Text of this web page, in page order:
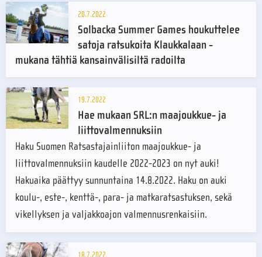
20.7.2022
Solbacka Summer Games houkuttelee
satoja ratsukoita Klaukkalaan -
mukana tähtiä kansainvälisiltä radoilta
19.7.2022
Hae mukaan SRL:n maajoukkue- ja
liittovalmennuksiin
Haku Suomen Ratsastajainliiton maajoukkue- ja
liittovalmennuksiin kaudelle 2022-2023 on nyt auki!
Hakuaika päättyy sunnuntaina 14.8.2022. Haku on auki
koulu-, este-, kenttä-, para- ja matkaratsastuksen, sekä
vikellyksen ja valjakkoajon valmennusrenkaisiin.
18.7.2022